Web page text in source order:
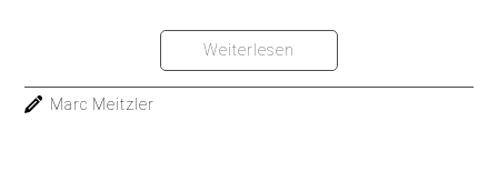
Weiterlesen
Marc Meitzler